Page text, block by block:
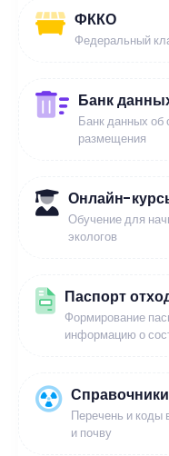
ФККО
Федеральный
Банк
Банк данных об
размещения
Онлайн-
Обучение для
экологов
Паспорт
Формирование
информацию о
Перечень и коды
и почву